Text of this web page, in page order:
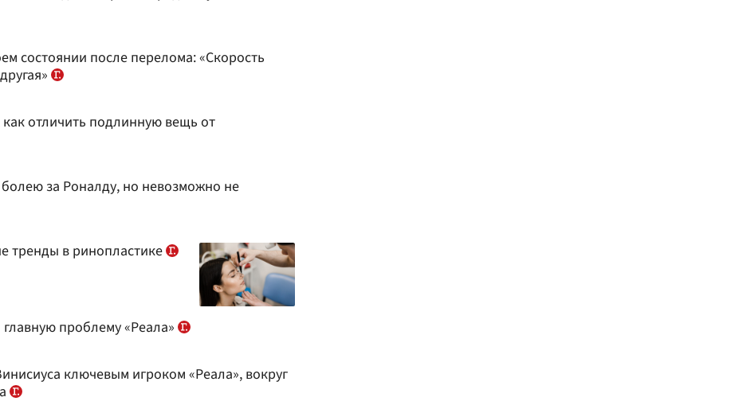
состоянии после перелома: «Скорость
отличить подлинную вещь от
за Роналду, но невозможно не
тренды в ринопластике
проблему «Реала»
ключевым игроком «Реала», вокруг